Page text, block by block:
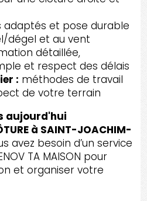
adaptés et pose durable
dégel et au vent
détaillée,
et respect des délais
: méthodes de travail
de votre terrain
aujourd'hui
à SAINT-JOACHIM-
avez besoin d’un service
TA MAISON pour
et organiser votre